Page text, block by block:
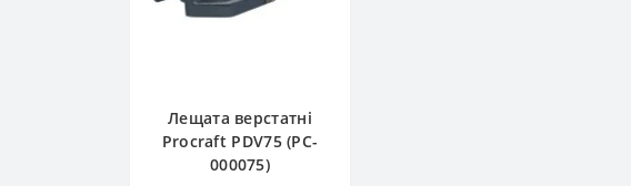
Лещата верстатні
Procraft PDV75 (PC-
000075)